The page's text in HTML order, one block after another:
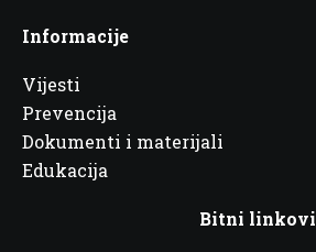
Informacije
Vijesti
Prevencija
Dokumenti i materijali
Edukacija
Bitni linkovi